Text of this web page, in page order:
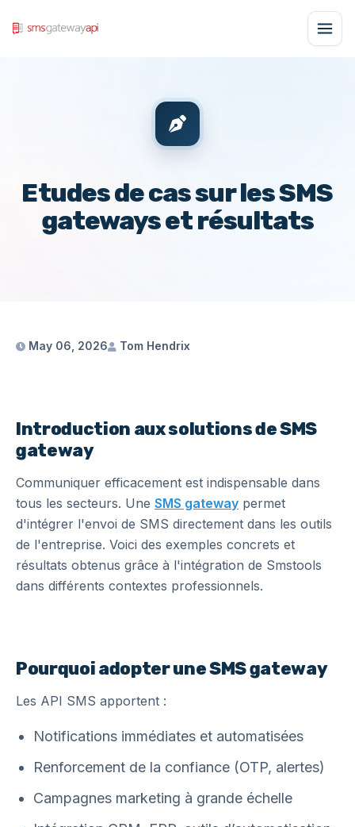
Etudes de cas sur les SMS
gateways et résultats
May 06, 2026 Tom Hendrix
Introduction aux solutions de SMS
gateway
Communiquer efficacement est indispensable dans
tous les secteurs. Une SMS gateway permet
d'intégrer l'envoi de SMS directement dans les outils
de l'entreprise. Voici des exemples concrets et
résultats obtenus grâce à l'intégration de Smstools
dans différents contextes professionnels.
Pourquoi adopter une SMS gateway
Les API SMS apportent :
Notifications immédiates et automatisées
Renforcement de la confiance (OTP, alertes)
Campagnes marketing à grande échelle